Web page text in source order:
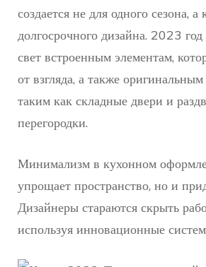
создается не для одного сезона, а
долгосрочного дизайна. 2023 год
свет встроенным элементам,
от взгляда, а также
таким как складные двери и
перегородки.
Минимализм в кухонном
упрощает пространство, но и
Дизайнеры стараются скрыть
используя инновационные